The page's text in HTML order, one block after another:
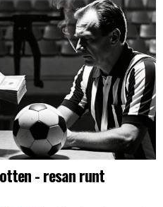
- resan runt